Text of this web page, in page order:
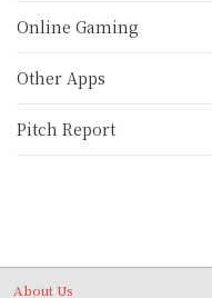
Online Gaming
Other Apps
Pitch Report
About Us